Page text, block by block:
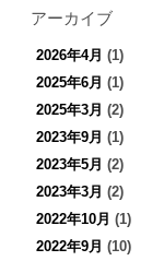
アーカイブ
2026年4月 (1)
2025年6月 (1)
2025年3月 (2)
2023年9月 (1)
2023年5月 (2)
2023年3月 (2)
2022年10月 (1)
2022年9月 (10)